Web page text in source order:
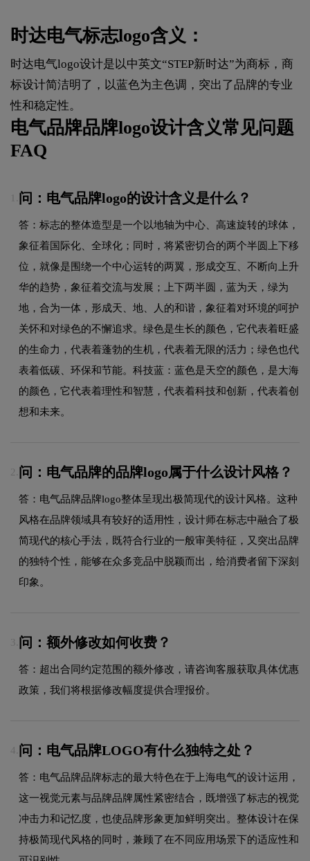
时达电气标志logo含义：
时达电气logo设计是以中英文“STEP新时达”为商标，商
标设计简洁明了，以蓝色为主色调，突出了品牌的专业
性和稳定性。
电气品牌品牌logo设计含义常见问题
FAQ
问：电气品牌logo的设计含义是什么？
答：标志的整体造型是一个以地轴为中心、高速旋转的球体，
象征着国际化、全球化；同时，将紧密切合的两个半圆上下移
位，就像是围绕一个中心运转的两翼，形成交互、不断向上升
华的趋势，象征着交流与发展；上下两半圆，蓝为天，绿为
地，合为一体，形成天、地、人的和谐，象征着对环境的呵护
关怀和对绿色的不懈追求。绿色是生长的颜色，它代表着旺盛
的生命力，代表着蓬勃的生机，代表着无限的活力；绿色也代
表着低碳、环保和节能。科技蓝：蓝色是天空的颜色，是大海
的颜色，它代表着理性和智慧，代表着科技和创新，代表着创
想和未来。
2. 问：电气品牌的品牌logo属于什么设计风格？
答：电气品牌品牌logo整体呈现出极简现代的设计风格。这种
风格在品牌领域具有较好的适用性，设计师在标志中融合了极
简现代的核心手法，既符合行业的一般审美特征，又突出品牌
的独特个性，能够在众多竞品中脱颖而出，给消费者留下深刻
印象。
3. 问：额外修改如何收费？
答：超出合同约定范围的额外修改，请咨询客服获取具体优惠
政策，我们将根据修改幅度提供合理报价。
4. 问：电气品牌LOGO有什么独特之处？
答：电气品牌品牌标志的最大特色在于上海电气的设计运用，
这一视觉元素与品牌品牌属性紧密结合，既增强了标志的视觉
冲击力和记忆度，也使品牌形象更加鲜明突出。整体设计在保
持极简现代风格的同时，兼顾了在不同应用场景下的适应性和